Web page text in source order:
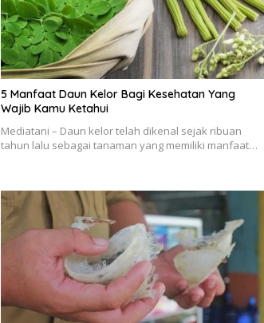
5 Manfaat Daun Kelor Bagi Kesehatan Yang
Wajib Kamu Ketahui
Mediatani – Daun kelor telah dikenal sejak ribuan
tahun lalu sebagai tanaman yang memiliki manfaat…